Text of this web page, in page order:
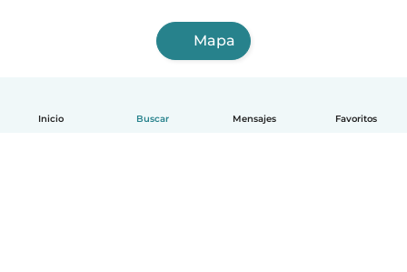
Inicio Buscar Mensajes Favoritos
Mapa